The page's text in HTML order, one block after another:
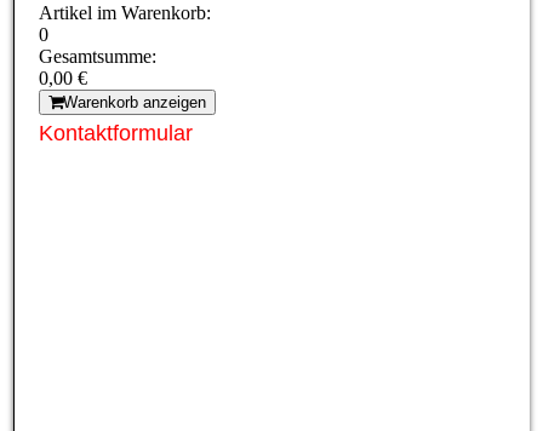
Artikel im Warenkorb:
0
Gesamtsumme:
0,00 €
Warenkorb anzeigen
Kontaktformular